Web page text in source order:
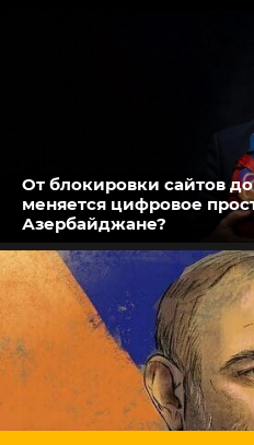
От блокировки сайтов
меняется цифровое
Азербайджане?